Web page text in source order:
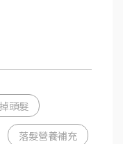
頭髮
落髮營養補充